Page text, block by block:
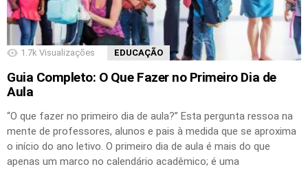
1.7k Visualizações EDUCAÇÃO
Guia Completo: O Que Fazer no Primeiro Dia de
Aula
“O que fazer no primeiro dia de aula?” Esta pergunta ressoa na
mente de professores, alunos e pais à medida que se aproxima
o início do ano letivo. O primeiro dia de aula é mais do que
apenas um marco no calendário acadêmico; é uma